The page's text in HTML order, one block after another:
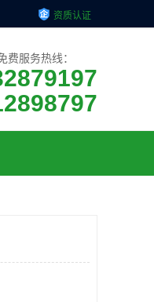
资质认证
费服务热线：